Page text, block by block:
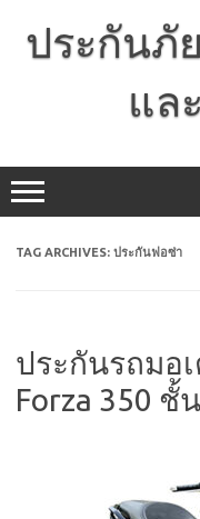
contentประกันภั
แล
TAG ARCHIVES: ประกันฟอซ่า
ประกันรถมอ
Forza 350 ชั้